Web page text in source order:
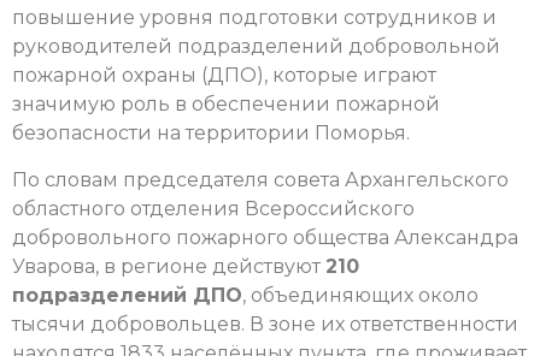
повышение уровня подготовки сотрудников и
руководителей подразделений добровольной
пожарной охраны (ДПО), которые играют
значимую роль в обеспечении пожарной
безопасности на территории Поморья.
По словам председателя совета Архангельского
областного отделения Всероссийского
добровольного пожарного общества Александра
Уварова, в регионе действуют 210
подразделений ДПО, объединяющих около
тысячи добровольцев. В зоне их ответственности